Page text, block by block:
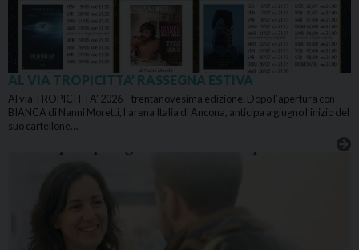
AL VIA TROPICITTA’ RASSEGNA ESTIVA
Al via TROPICITTA’ 2026 – trentanovesima edizione. Dopo l’apertura con
BIANCA di Nanni Moretti, l’arena Italia di Ancona, anticipa a giugno l’inizio del
suo cartellone…